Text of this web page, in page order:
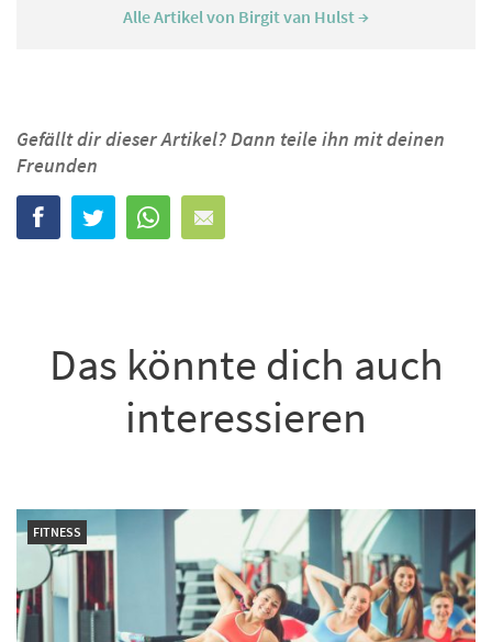
Alle Artikel von Birgit van Hulst →
Gefällt dir dieser Artikel? Dann teile ihn mit deinen
Freunden
Das könnte dich auch
interessieren
FITNESS